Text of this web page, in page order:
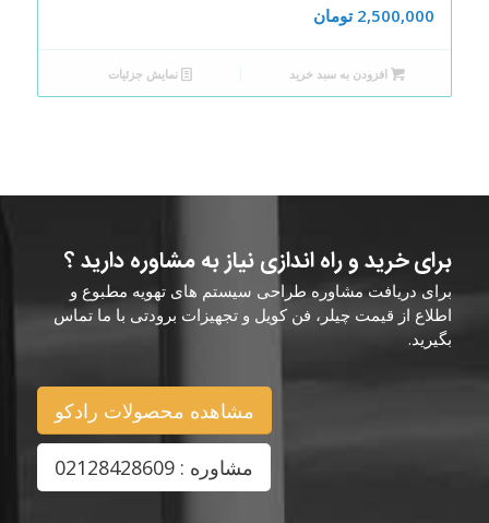
2,500,000 تومان
افزودن به سبد خرید نمایش جزئیات
برای خرید و راه اندازی نیاز به مشاوره دارید ؟
برای دریافت مشاوره طراحی سیستم های تهویه مطبوع و
اطلاع از قیمت چیلر، فن کویل و تجهیزات برودتی با ما تماس
بگیرید.
مشاهده محصولات رادکو
مشاوره : 02128428609